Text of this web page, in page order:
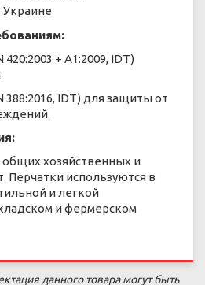
Украине
+ A1:2009, IDT)
388:2016, IDT) для защиты от
хозяйственных и
Перчатки используются в
и легкой
и фермерском
данного товара могут быть